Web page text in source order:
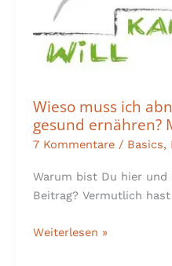
Wieso muss ich
gesund ernähren?
7 Kommentare / Basics,
Warum bist Du hier und
Beitrag? Vermutlich
doch
gut!
Weiterlesen »